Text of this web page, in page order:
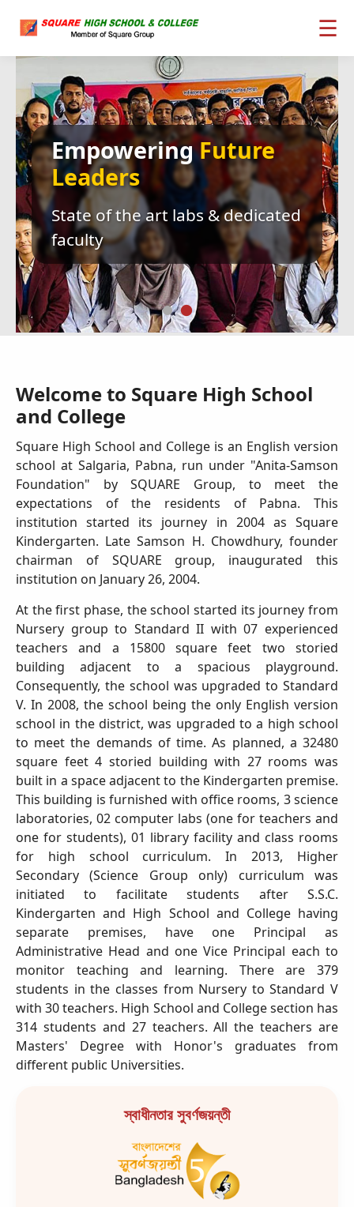
☰
WelcometoOur
Website
Excellence in Education since
2004
Welcome to Square High School
and College
Square High School and College is an English version
school at Salgaria, Pabna, run under "Anita-Samson
Foundation" by SQUARE Group, to meet the
expectations of the residents of Pabna. This
institution started its journey in 2004 as Square
Kindergarten. Late Samson H. Chowdhury, founder
chairman of SQUARE group, inaugurated this
institution on January 26, 2004.
At the first phase, the school started its journey from
Nursery group to Standard II with 07 experienced
teachers and a 15800 square feet two storied
building adjacent to a spacious playground.
Consequently, the school was upgraded to Standard
V. In 2008, the school being the only English version
school in the district, was upgraded to a high school
to meet the demands of time. As planned, a 32480
square feet 4 storied building with 27 rooms was
built in a space adjacent to the Kindergarten premise.
This building is furnished with office rooms, 3 science
laboratories, 02 computer labs (one for teachers and
one for students), 01 library facility and class rooms
for high school curriculum. In 2013, Higher
Secondary (Science Group only) curriculum was
initiated to facilitate students after S.S.C.
Kindergarten and High School and College having
separate premises, have one Principal as
Administrative Head and one Vice Principal each to
monitor teaching and learning. There are 379
students in the classes from Nursery to Standard V
with 30 teachers. High School and College section has
314 students and 27 teachers. All the teachers are
Masters' Degree with Honor's graduates from
different public Universities.
স্বাধীনতার সুবর্ণজয়ন্তী